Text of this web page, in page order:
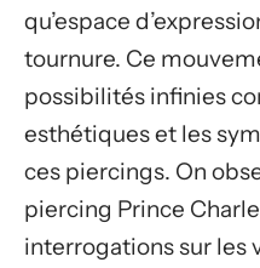
qu’espace
tournure. Ce
possibilités infinies
esthétiques et les
ces piercings. On
piercing Prince
interrogations sur les